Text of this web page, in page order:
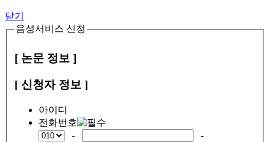
닫기
음성서비스 신청
[ 논문 정보 ]
[ 신청자 정보 ]
아이디
전화번호
-
-